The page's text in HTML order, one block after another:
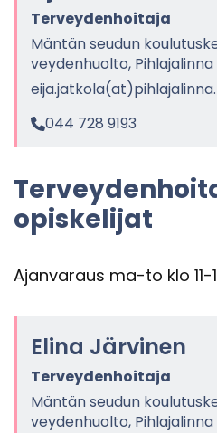
Ter­vey­den­hoi­ta­ja
Män­tän seu­dun
vey­den­huol­to, Pih­la­ja­lin­na
044 728 9193
opis­ke­li­jat
Ajan­va­raus ma-to klo 11-
Elina Jär­vi­nen
Ter­vey­den­hoi­ta­ja
Män­tän seu­dun
vey­den­huol­to, Pih­la­ja­lin­na